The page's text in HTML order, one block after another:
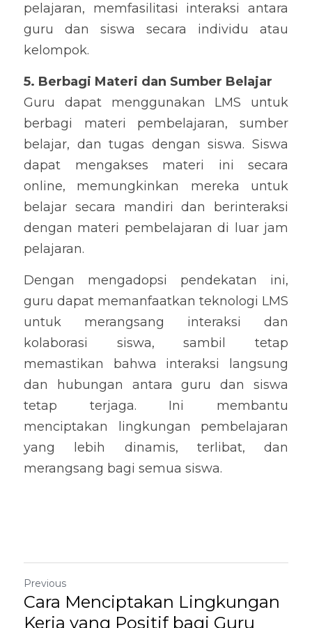
pelajaran, memfasilitasi interaksi antara
guru dan siswa secara individu atau
kelompok.
5. Berbagi Materi dan Sumber Belajar
Guru dapat menggunakan LMS untuk
berbagi materi pembelajaran, sumber
belajar, dan tugas dengan siswa. Siswa
dapat mengakses materi ini secara
online, memungkinkan mereka untuk
belajar secara mandiri dan berinteraksi
dengan materi pembelajaran di luar jam
pelajaran.
Dengan mengadopsi pendekatan ini,
guru dapat memanfaatkan teknologi LMS
untuk merangsang interaksi dan
kolaborasi siswa, sambil tetap
memastikan bahwa interaksi langsung
dan hubungan antara guru dan siswa
tetap terjaga. Ini membantu
menciptakan lingkungan pembelajaran
yang lebih dinamis, terlibat, dan
merangsang bagi semua siswa.
Previous
Cara Menciptakan Lingkungan
Kerja yang Positif bagi Guru